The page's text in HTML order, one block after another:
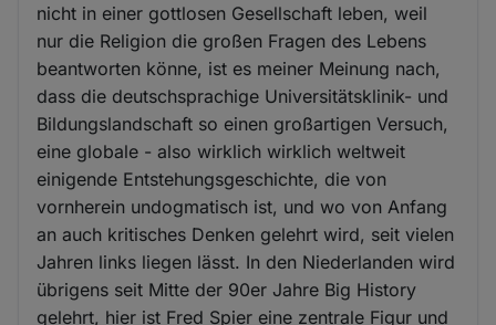
nicht in einer gottlosen Gesellschaft leben, weil
nur die Religion die großen Fragen des Lebens
beantworten könne, ist es meiner Meinung nach,
dass die deutschsprachige Universitätsklinik- und
Bildungslandschaft so einen großartigen Versuch,
eine globale - also wirklich wirklich weltweit
einigende Entstehungsgeschichte, die von
vornherein undogmatisch ist, und wo von Anfang
an auch kritisches Denken gelehrt wird, seit vielen
Jahren links liegen lässt. In den Niederlanden wird
übrigens seit Mitte der 90er Jahre Big History
gelehrt, hier ist Fred Spier eine zentrale Figur und